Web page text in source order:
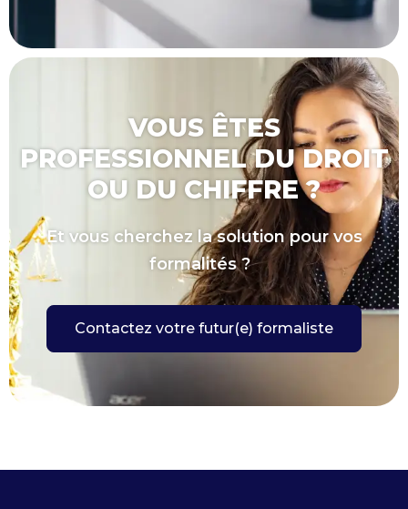
VOUS ÊTES
PROFESSIONNEL DU DROIT
OU DU CHIFFRE ?
Et vous cherchez la solution pour vos
formalités ?
Contactez votre futur(e) formaliste